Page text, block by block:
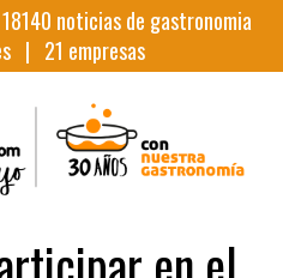
18140 noticias de gastronomia
| 21 empresas